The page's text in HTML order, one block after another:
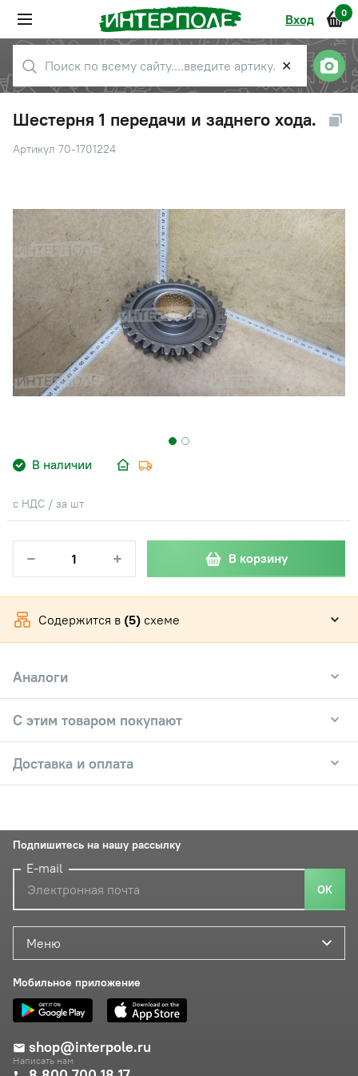
Вход 0
✕
Шестерня 1 передачи и заднего хода.
Артикул 70-1701224
В наличии
с НДС / за шт
− + В корзину
Содержится в (5) схеме
Аналоги
С этим товаром покупают
Доставка и оплата
Меню
Мобильное приложение
shop@interpole.ru
Написать нам
Подпишитесь на нашу рассылку
E-mail
ОК